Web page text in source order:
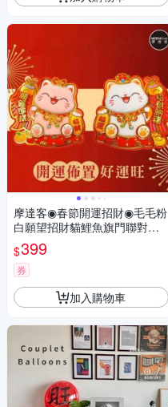
摩達客◉春節開運招財◉毛毛粉
白願望招財貓鯉魚旗門聯對聯
春聯兩片組
$399
券
加入購物車